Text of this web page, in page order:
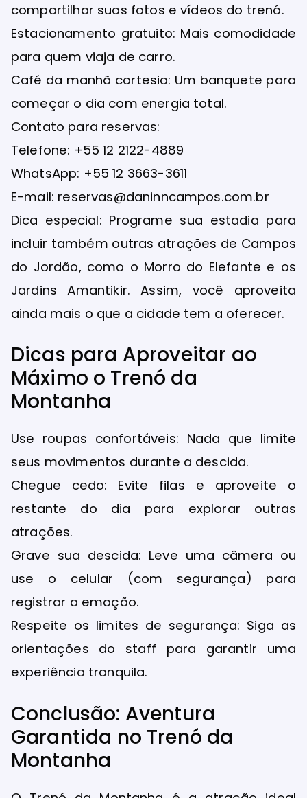
compartilhar suas fotos e vídeos do trenó.
Estacionamento gratuito: Mais comodidade
para quem viaja de carro.
Café da manhã cortesia: Um banquete para
começar o dia com energia total.
Contato para reservas:
Telefone: +55 12 2122-4889
WhatsApp: +55 12 3663-3611
E-mail: reservas@daninncampos.com.br
Dica especial: Programe sua estadia para
incluir também outras atrações de Campos
do Jordão, como o Morro do Elefante e os
Jardins Amantikir. Assim, você aproveita
ainda mais o que a cidade tem a oferecer.
Dicas para Aproveitar ao
Máximo o Trenó da
Montanha
Use roupas confortáveis: Nada que limite
seus movimentos durante a descida.
Chegue cedo: Evite filas e aproveite o
restante do dia para explorar outras
atrações.
Grave sua descida: Leve uma câmera ou
use o celular (com segurança) para
registrar a emoção.
Respeite os limites de segurança: Siga as
orientações do staff para garantir uma
experiência tranquila.
Conclusão: Aventura
Garantida no Trenó da
Montanha